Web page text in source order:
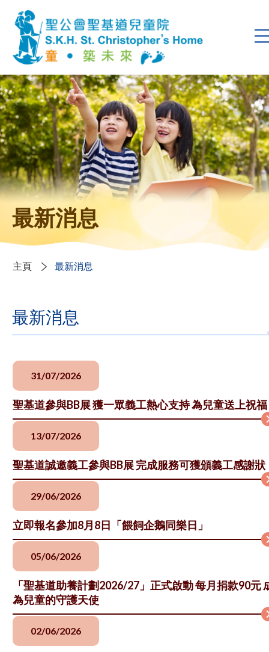
最新消息
主頁 最新消息
最新消息
31/07/2026
聖基道參與BB展 獲一眾義工熱心支持 為兒童送上祝福
13/07/2026
聖基道誠邀義工參與BB展 完成服務可獲頒義工感謝狀
29/06/2026
立即報名參加8月8日「餵飼企鵝同樂日」
05/06/2026
「聖基道助養計劃2026/27」正式啟動 每月捐款90元
為兒童的守護天使
02/06/2026